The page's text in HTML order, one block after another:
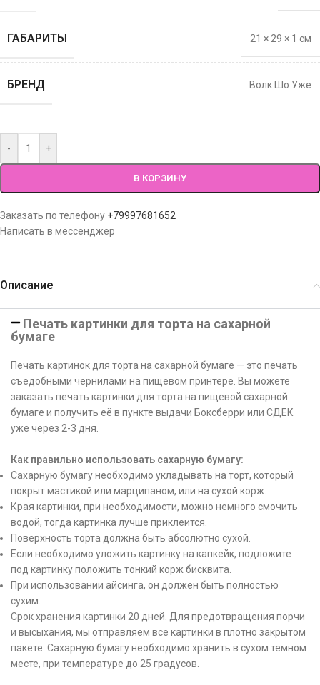
ГАБАРИТЫ 21 × 29 × 1 см
БРЕНД Волк Шо Уже
- +
В КОРЗИНУ
Заказать по телефону +79997681652
Написать в мессенджер
Описание
Печать картинки для торта на сахарной
бумаге
Печать картинок для торта на сахарной бумаге — это печать
съедобными чернилами на пищевом принтере. Вы можете
заказать печать картинки для торта на пищевой сахарной
бумаге и получить её в пункте выдачи Боксберри или СДЕК
уже через 2-3 дня.
Как правильно использовать сахарную бумагу:
Сахарную бумагу необходимо укладывать на торт, который
покрыт мастикой или марципаном, или на сухой корж.
Края картинки, при необходимости, можно немного смочить
водой, тогда картинка лучше приклеится.
Поверхность торта должна быть абсолютно сухой.
Если необходимо уложить картинку на капкейк, подложите
под картинку положить тонкий корж бисквита.
При использовании айсинга, он должен быть полностью
сухим.
Срок хранения картинки 20 дней. Для предотвращения порчи
и высыхания, мы отправляем все картинки в плотно закрытом
пакете. Сахарную бумагу необходимо хранить в сухом темном
месте, при температуре до 25 градусов.